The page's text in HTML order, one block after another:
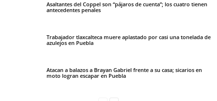
Asaltantes del Coppel son “pájaros de cuenta”; los cuatro tienen
antecedentes penales
Trabajador tlaxcalteca muere aplastado por casi una tonelada de
azulejos en Puebla
Atacan a balazos a Brayan Gabriel frente a su casa; sicarios en
moto logran escapar en Puebla